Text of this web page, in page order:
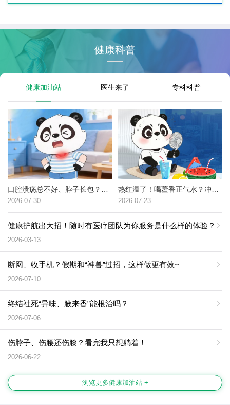
健康科普
健康加油站 医生来了 专科科普
2026-07-30 2026-07-23
健康护航出大招！随时有医疗团队为你服务是什么样的体验？
2026-03-13
断网、收手机？假期和“神兽”过招，这样做更有效~
2026-07-10
终结社死“异味、腋来香”能根治吗？
2026-07-06
伤脖子、伤腰还伤膝？看完我只想躺着！
2026-06-22
浏览更多健康加油站 +